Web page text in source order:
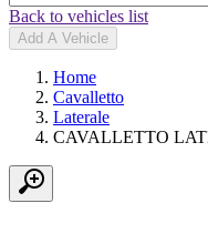
Back to vehicles list
Add A Vehicle
Home
Cavalletto
Laterale
CAVALLETTO